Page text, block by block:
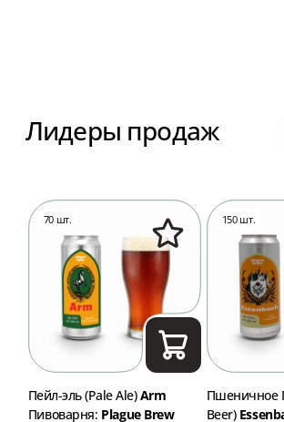
Лидеры продаж
70 шт.
Пейл-эль (Pale Ale)Arm
Пивоварня: Plague Brew
150 шт.
Пшеничное
Beer)